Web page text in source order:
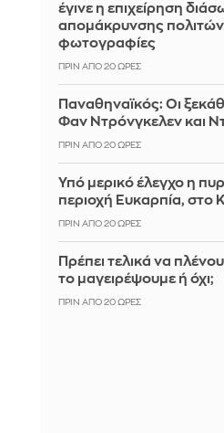
έγινε η επιχείρηση
απομάκρυνσης πολιτών
φωτογραφίες
ΠΡΙΝ ΑΠΌ 20 ΏΡΕΣ
Παναθηναϊκός: Οι
Φαν Ντρόνγκελεν και
ΠΡΙΝ ΑΠΌ 20 ΏΡΕΣ
Υπό μερικό έλεγχο η
περιοχή Ευκαρπία, στο
ΠΡΙΝ ΑΠΌ 20 ΏΡΕΣ
Πρέπει τελικά να
το μαγειρέψουμε ή όχι;
ΠΡΙΝ ΑΠΌ 20 ΏΡΕΣ